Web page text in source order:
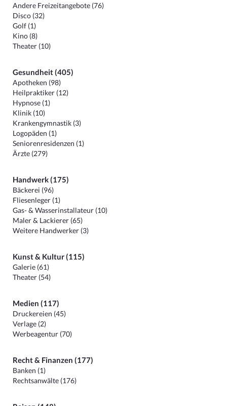
Andere Freizeitangebote (76)
Disco (32)
Golf (1)
Kino (8)
Theater (10)
Gesundheit (405)
Apotheken (98)
Heilpraktiker (12)
Hypnose (1)
Klinik (10)
Krankengymnastik (3)
Logopäden (1)
Seniorenresidenzen (1)
Ärzte (279)
Handwerk (175)
Bäckerei (96)
Fliesenleger (1)
Gas- & Wasserinstallateur (10)
Maler & Lackierer (65)
Weitere Handwerker (3)
Kunst & Kultur (115)
Galerie (61)
Theater (54)
Medien (117)
Druckereien (45)
Verlage (2)
Werbeagentur (70)
Recht & Finanzen (177)
Banken (1)
Rechtsanwälte (176)